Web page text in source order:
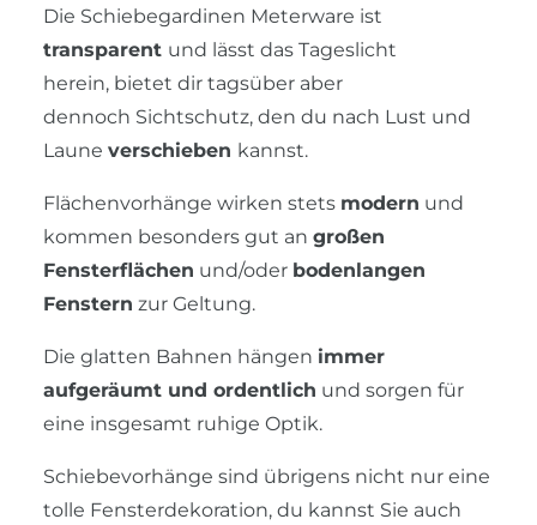
Die Schiebegardinen Meterware ist
transparent und lässt das Tageslicht
herein, bietet dir tagsüber aber
dennoch Sichtschutz, den du nach Lust und
Laune verschieben kannst.
Flächenvorhänge wirken stets modern und
kommen besonders gut an großen
Fensterflächen und/oder bodenlangen
Fenstern zur Geltung.
Die glatten Bahnen hängen immer
aufgeräumt und ordentlich und sorgen für
eine insgesamt ruhige Optik.
Schiebevorhänge sind übrigens nicht nur eine
tolle Fensterdekoration, du kannst Sie auch